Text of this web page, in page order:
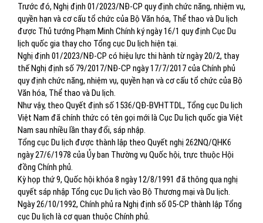
Trước đó, Nghị định 01/2023/NĐ-CP quy định chức năng, nhiệm vụ,
quyền hạn và cơ cấu tổ chức của Bộ Văn hóa, Thể thao và Du lịch
được Thủ tướng Phạm Minh Chính ký ngày 16/1 quy định Cục Du
lịch quốc gia thay cho Tổng cục Du lịch hiện tại.
Nghị định 01/2023/NĐ-CP có hiệu lực thi hành từ ngày 20/2, thay
thế Nghị định số 79/2017/NĐ-CP ngày 17/7/2017 của Chính phủ
quy định chức năng, nhiệm vụ, quyền hạn và cơ cấu tổ chức của Bộ
Văn hóa, Thể thao và Du lịch.
Như vậy, theo Quyết định số 1536/QĐ-BVHTTDL, Tổng cục Du lịch
Việt Nam đã chính thức có tên gọi mới là Cục Du lịch quốc gia Việt
Nam sau nhiều lần thay đổi, sáp nhập.
Tổng cục Du lịch được thành lập theo Quyết nghị 262NQ/QHK6
ngày 27/6/1978 của Ủy ban Thường vụ Quốc hội, trực thuộc Hội
đồng Chính phủ.
Kỳ họp thứ 9, Quốc hội khóa 8 ngày 12/8/1991 đã thông qua nghị
quyết sáp nhập Tổng cục Du lịch vào Bộ Thương mại và Du lịch.
Ngày 26/10/1992, Chính phủ ra Nghị định số 05-CP thành lập Tổng
cục Du lịch là cơ quan thuộc Chính phủ.